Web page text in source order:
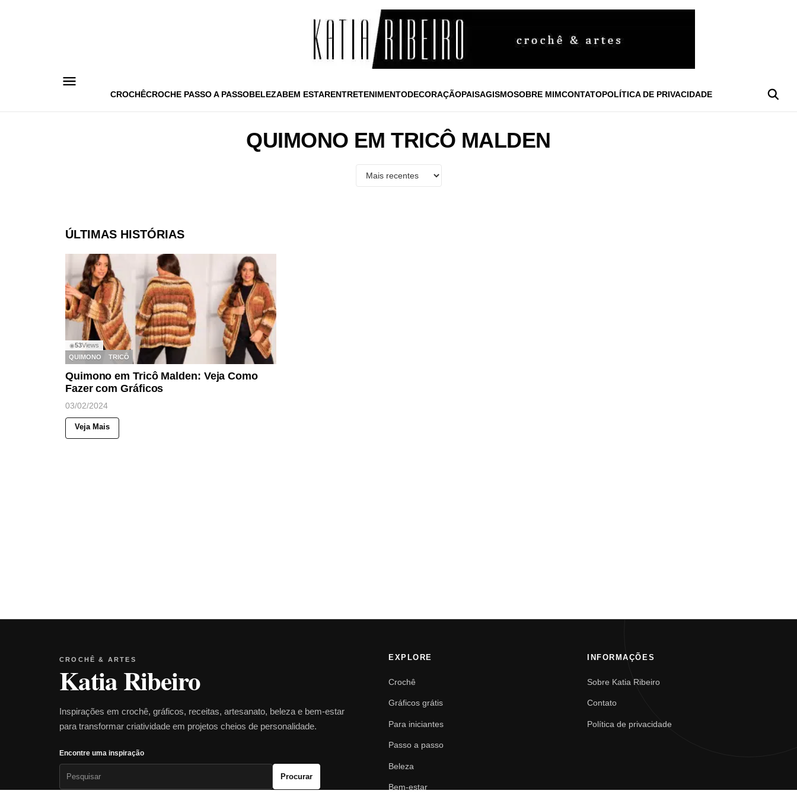
CROCHÊCROCHE PASSO A PASSOBELEZABEM ESTARENTRETENIMENTODECORAÇÃOPAISAGISMOSOBRE MIMCONTATOPOLÍTICA DE PRIVACIDADE
QUIMONO EM TRICÔ MALDEN
ÚLTIMAS HISTÓRIAS
◉53Views
QUIMONO
TRICÔ
Quimono em Tricô Malden: Veja Como
Fazer com Gráficos
03/02/2024
Veja Mais
CROCHÊ & ARTES
Katia Ribeiro
Inspirações em crochê, gráficos, receitas, artesanato, beleza e bem-estar
para transformar criatividade em projetos cheios de personalidade.
Encontre uma inspiração
Procurar
EXPLORE
Crochê
Gráficos grátis
Para iniciantes
Passo a passo
Beleza
Bem-estar
INFORMAÇÕES
Sobre Katia Ribeiro
Contato
Política de privacidade